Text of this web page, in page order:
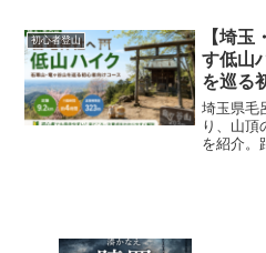
奥多摩
初心者登山
【埼
す低山
を巡る
埼玉県毛
り、山頂
を紹介。